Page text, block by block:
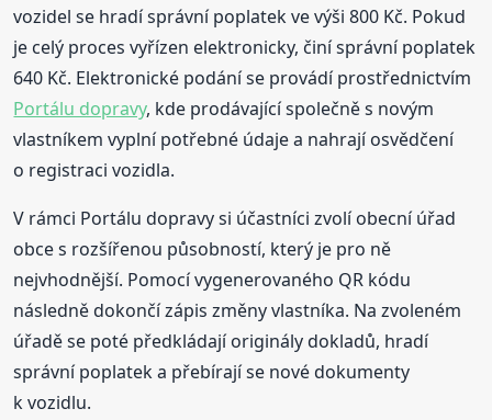
vozidel se hradí správní poplatek ve výši 800 Kč. Pokud
je celý proces vyřízen elektronicky, činí správní poplatek
640 Kč. Elektronické podání se provádí prostřednictvím
Portálu dopravy, kde prodávající společně s novým
vlastníkem vyplní potřebné údaje a nahrají osvědčení
o registraci vozidla.
V rámci Portálu dopravy si účastníci zvolí obecní úřad
obce s rozšířenou působností, který je pro ně
nejvhodnější. Pomocí vygenerovaného QR kódu
následně dokončí zápis změny vlastníka. Na zvoleném
úřadě se poté předkládají originály dokladů, hradí
správní poplatek a přebírají se nové dokumenty
k vozidlu.